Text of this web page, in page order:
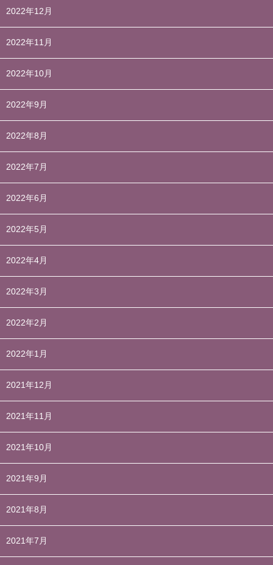
2022年12月
2022年11月
2022年10月
2022年9月
2022年8月
2022年7月
2022年6月
2022年5月
2022年4月
2022年3月
2022年2月
2022年1月
2021年12月
2021年11月
2021年10月
2021年9月
2021年8月
2021年7月